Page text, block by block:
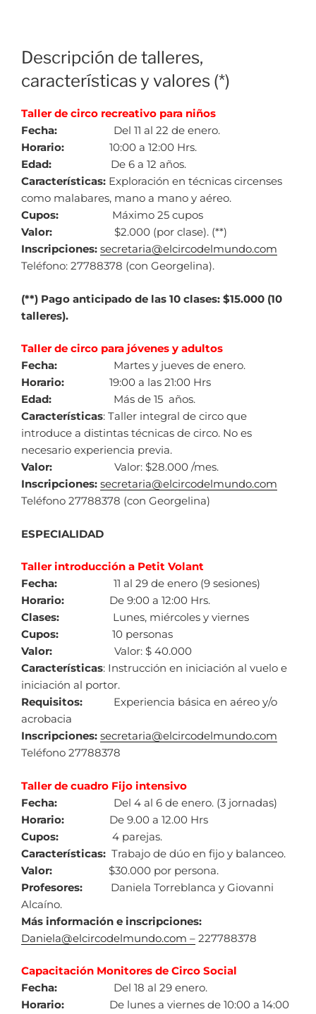
Descripción de talleres,
características y valores (*)
Taller de circo recreativo para niños
Fecha:
Del 11 al 22 de enero.
Horario: 10:00 a 12:00 Hrs.
Edad: De 6 a 12 años.
Características: Exploración en técnicas circenses
como malabares, mano a mano y aéreo.
Cupos:
Máximo 25 cupos
Valor:
$2.000 (por clase). (**)
Inscripciones: secretaria@elcircodelmundo.com
Teléfono: 27788378 (con Georgelina).
(**) Pago anticipado de las 10 clases: $15.000 (10
talleres).
Taller de circo para jóvenes y adultos
Fecha:
Martes y jueves de enero.
Horario: 19:00 a las 21:00 Hrs
Edad:
Más de 15 años.
Características: Taller integral de circo que
introduce a distintas técnicas de circo. No es
necesario experiencia previa.
Valor:
Valor: $28.000 /mes.
Inscripciones: secretaria@elcircodelmundo.com
Teléfono 27788378 (con Georgelina)
ESPECIALIDAD
Taller introducción a Petit Volant
Fecha: 11 al 29 de enero (9 sesiones)
Horario: De 9:00 a 12:00 Hrs.
Clases: Lunes, miércoles y viernes
Cupos: 10 personas
Valor:
Valor: $ 40.000
Características: Instrucción en iniciación al vuelo e
iniciación al portor.
Requisitos: Experiencia básica en aéreo y/o
acrobacia
Inscripciones: secretaria@elcircodelmundo.com
Teléfono 27788378
Taller de cuadro Fijo intensivo
Fecha:
Del 4 al 6 de enero. (3 jornadas)
Horario: De 9.00 a 12.00 Hrs
Cupos:
4 parejas.
Características: Trabajo de dúo en fijo y balanceo.
Valor: $30.000 por persona.
Profesores: Daniela Torreblanca y Giovanni
Alcaíno.
Más información e inscripciones:
Daniela@elcircodelmundo.com – 227788378
Capacitación Monitores de Circo Social
Fecha:
Del 18 al 29 enero.
Horario: De lunes a viernes de 10:00 a 14:00